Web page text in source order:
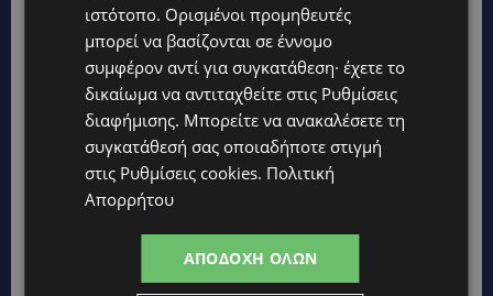
ιστότοπο. Ορισμένοι προμηθευτές
μπορεί να βασίζονται σε έννομο
συμφέρον αντί για συγκατάθεση· έχετε το
δικαίωμα να αντιταχθείτε στις Ρυθμίσεις
διαφήμισης. Μπορείτε να ανακαλέσετε τη
συγκατάθεσή σας οποιαδήποτε στιγμή
στις Ρυθμίσεις cookies. Πολιτική
Απορρήτου
ΑΠΟΔΟΧΉ ΌΛΩΝ